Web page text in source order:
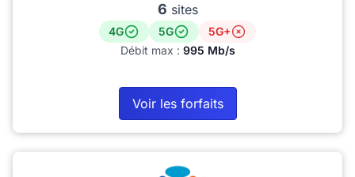
6 sites
4G 5G
5G+
Débit max : 995 Mb/s
Voir les forfaits